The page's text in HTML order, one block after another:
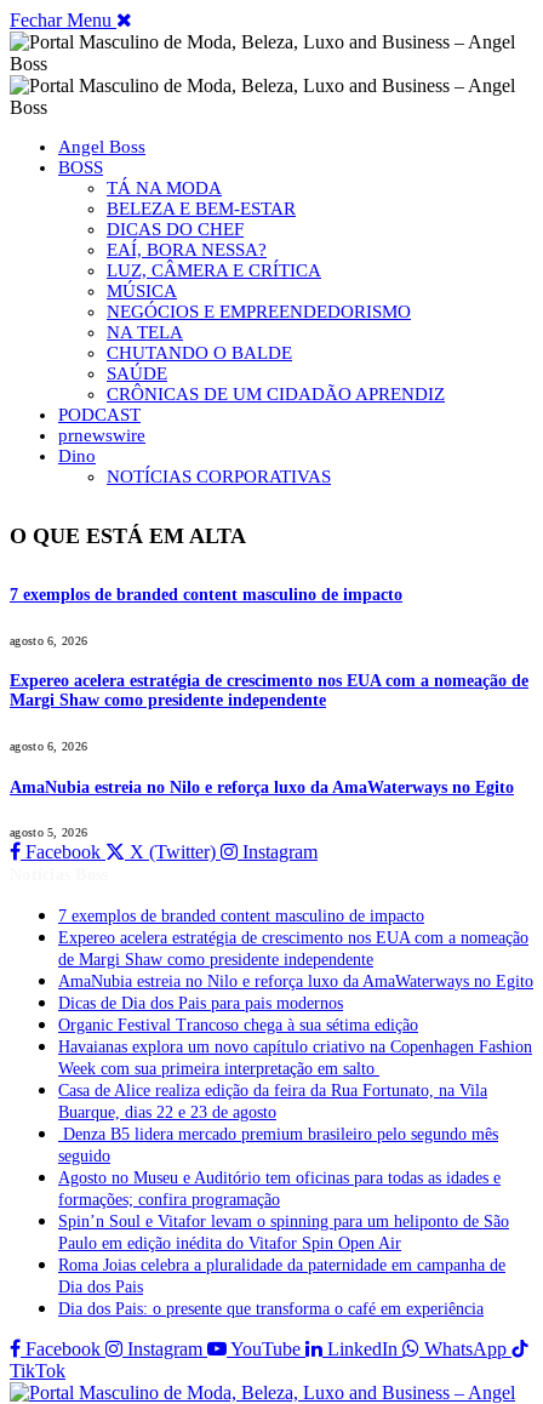
Fechar Menu
Angel Boss
BOSS
TÁ NA MODA
BELEZA E BEM-ESTAR
DICAS DO CHEF
EAÍ, BORA NESSA?
LUZ, CÂMERA E CRÍTICA
MÚSICA
NEGÓCIOS E EMPREENDEDORISMO
NA TELA
CHUTANDO O BALDE
SAÚDE
CRÔNICAS DE UM CIDADÃO APRENDIZ
PODCAST
prnewswire
Dino
NOTÍCIAS CORPORATIVAS
O QUE ESTÁ EM ALTA
7 exemplos de branded content masculino de impacto
agosto 6, 2026
Expereo acelera estratégia de crescimento nos EUA com a nomeação de
Margi Shaw como presidente independente
agosto 6, 2026
AmaNubia estreia no Nilo e reforça luxo da AmaWaterways no Egito
agosto 5, 2026
Facebook X (Twitter) Instagram
7 exemplos de branded content masculino de impacto
Expereo acelera estratégia de crescimento nos EUA com a nomeação
de Margi Shaw como presidente independente
AmaNubia estreia no Nilo e reforça luxo da AmaWaterways no Egito
Dicas de Dia dos Pais para pais modernos
Organic Festival Trancoso chega à sua sétima edição
Havaianas explora um novo capítulo criativo na Copenhagen Fashion
Week com sua primeira interpretação em salto
Casa de Alice realiza edição da feira da Rua Fortunato, na Vila
Buarque, dias 22 e 23 de agosto
Denza B5 lidera mercado premium brasileiro pelo segundo mês
seguido
Agosto no Museu e Auditório tem oficinas para todas as idades e
formações; confira programação
Spin’n Soul e Vitafor levam o spinning para um heliponto de São
Paulo em edição inédita do Vitafor Spin Open Air
Roma Joias celebra a pluralidade da paternidade em campanha de
Dia dos Pais
Dia dos Pais: o presente que transforma o café em experiência
Facebook Instagram YouTube LinkedIn
WhatsApp
TikTok